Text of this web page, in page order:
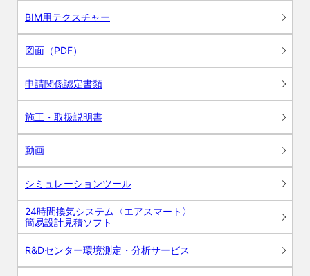
BIM用テクスチャー
図面（PDF）
申請関係認定書類
施工・取扱説明書
動画
シミュレーションツール
24時間換気システム〈エアスマート〉
簡易設計見積ソフト
R&Dセンター環境測定・分析サービス